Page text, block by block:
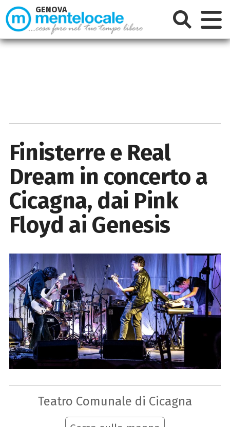
Finisterre e Real
Dream in concerto a
Cicagna, dai Pink
Floyd ai Genesis
Teatro Comunale di Cicagna
GENOVA